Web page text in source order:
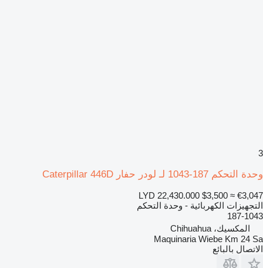
3
وحدة التحكم 187-1043 لـ لودر حفار Caterpillar 446D
LYD 22,430.000 $3,500 ≈ €3,047
التجهيزات الكهربائية - وحدة التحكم
187-1043
المكسيك، Chihuahua
Maquinaria Wiebe Km 24 Sa
الاتصال بالبائع